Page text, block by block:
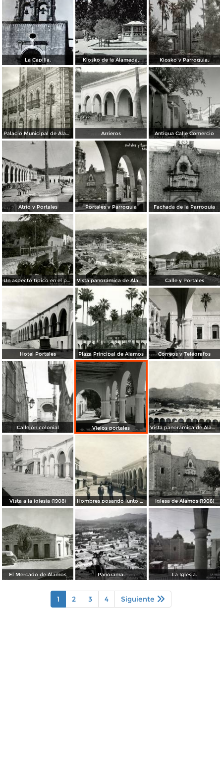
La Capilla. Kiosko de la Alameda. Kiosko y Parroquia.
Palacio Municipal de Álamos Arrieros Antigua Calle Comercio
Atrio y Portales Portales y Parroquia Fachada de la Parroquia
Un aspecto típico en el puente Vista panorámica de Álamos Calle y Portales
Hotel Portales Plaza Principal de Álamos Correos y Telégrafos
Callejón colonial Viejos portales Vista panorámica de Álamos (1908)
Vista a la iglesia (1908) Hombres posando junto a los portales (1908) Iglesa de Álamos (1908)
El Mercado de Álamos Panorama. La Iglesia.
1 2 3 4 Siguiente